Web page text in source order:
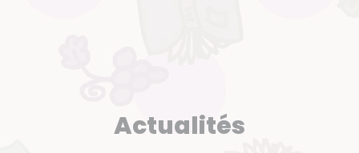
Actualités